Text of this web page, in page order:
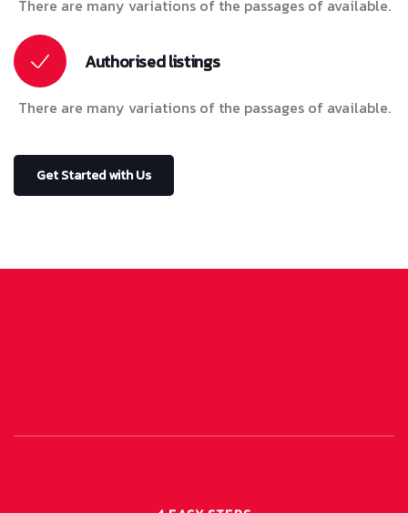
There are many variations of the passages of available.
Authorised listings
There are many variations of the passages of available.
Get Started with Us